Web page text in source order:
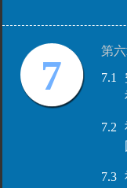
7
第
7.1
7.2
7.3